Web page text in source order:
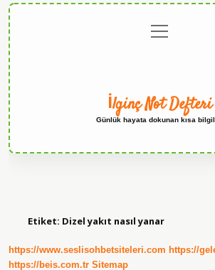
menüyü
aç
İlginç Not Defteri
Günlük hayata dokunan kısa
Etiket: Dizel yakıt nasıl yanar
https://www.seslisohbetsiteleri.com https://
https://beis.com.tr Sitemap